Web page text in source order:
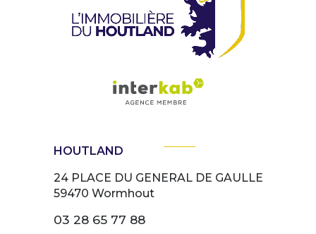
HOUTLAND
24 PLACE DU GENERAL DE GAULLE
59470 Wormhout
03 28 65 77 88